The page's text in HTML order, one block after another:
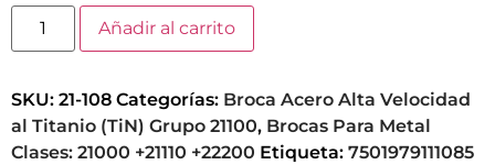
Añadir al carrito
SKU: 21-108 Categorías: Broca Acero Alta Velocidad
al Titanio (TiN) Grupo 21100, Brocas Para Metal
Clases: 21000 +21110 +22200 Etiqueta: 7501979111085